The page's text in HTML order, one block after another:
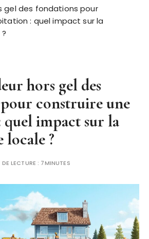
gel des fondations pour
: quel impact sur la
hors gel des
construire une
impact sur la
locale ?
LECTURE : 7MINUTES